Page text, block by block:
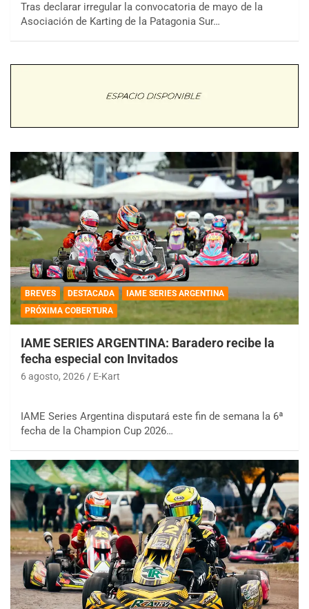
Tras declarar irregular la convocatoria de mayo de la
Asociación de Karting de la Patagonia Sur…
BREVES DESTACADA
IAME SERIES ARGENTINA
PRÓXIMA COBERTURA
IAME SERIES ARGENTINA: Baradero recibe la
fecha especial con Invitados
6 agosto, 2026 E-Kart
IAME Series Argentina disputará este fin de semana la 6ª
fecha de la Champion Cup 2026…